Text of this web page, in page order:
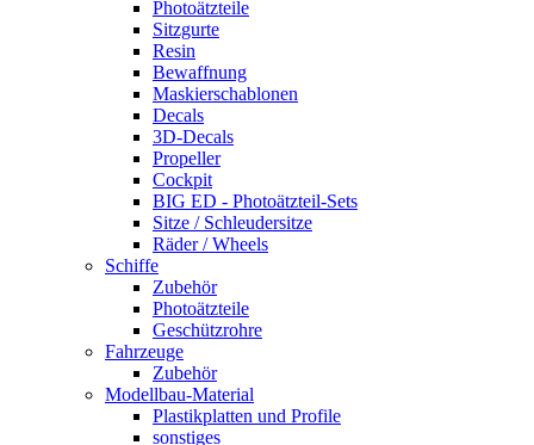
Photoätzteile
Sitzgurte
Resin
Bewaffnung
Maskierschablonen
Decals
3D-Decals
Propeller
Cockpit
BIG ED - Photoätzteil-Sets
Sitze / Schleudersitze
Räder / Wheels
Schiffe
Zubehör
Photoätzteile
Geschützrohre
Fahrzeuge
Zubehör
Modellbau-Material
Plastikplatten und Profile
sonstiges